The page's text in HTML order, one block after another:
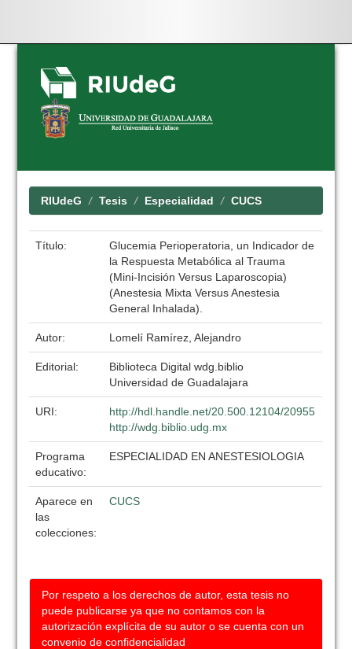
Skip
navigation
RIUdeG Tesis Especialidad CUCS
Título:
Glucemia Perioperatoria, un Indicador de
la Respuesta Metabólica al Trauma
(Mini-Incisión Versus Laparoscopia)
(Anestesia Mixta Versus Anestesia
General Inhalada).
Autor: Lomelí Ramírez, Alejandro
Editorial:
Biblioteca Digital wdg.biblio
Universidad de Guadalajara
URI:
http://hdl.handle.net/20.500.12104/20955
http://wdg.biblio.udg.mx
Programa
educativo:
ESPECIALIDAD EN ANESTESIOLOGIA
Aparece en
las
colecciones:
CUCS
Por respeto a los derechos de autor, esta tesis no
puede publicarse ya que no contamos con la
autorización explícita de su autor o se cuenta con un
convenio de confidencialidad